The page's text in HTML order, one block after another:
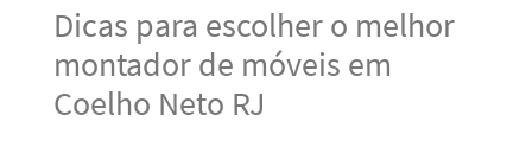
Dicas para escolher o melhor
montador de móveis em
Coelho Neto RJ